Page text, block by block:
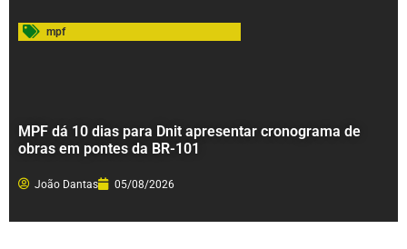
mpf
MPF dá 10 dias para Dnit apresentar cronograma de
obras em pontes da BR-101
João Dantas 05/08/2026